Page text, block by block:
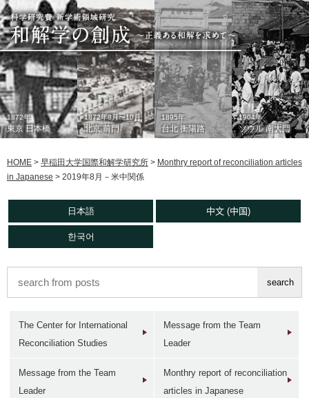
1872年
東京 日本橋
東京 日本橋
1946年
1872年8月〜10月
北京 前門
北京 前門
1895年
台北 衡陽路
台北 衡陽路
1960年代
1904年
ソウル 南大門
ソウル 南大門
1950年
HOME > 早稲田大学国際和解学研究所 > Monthry report of reconciliation articles
in Japanese > 2019年8月－米中関係
日本語 中文 (中国)
한국어
The Center for International
Reconciliation Studies
Message from the Team
Leader
Message from the Team
Leader
Monthry report of reconciliation
articles in Japanese